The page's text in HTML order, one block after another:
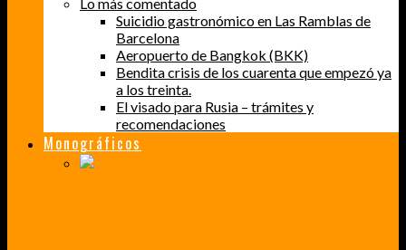
Suicidio gastronómico en Las Ramblas de
Barcelona
Aeropuerto de Bangkok (BKK)
Bendita crisis de los cuarenta que empezó ya
a los treinta.
El visado para Rusia – trámites y
recomendaciones
Monográficos